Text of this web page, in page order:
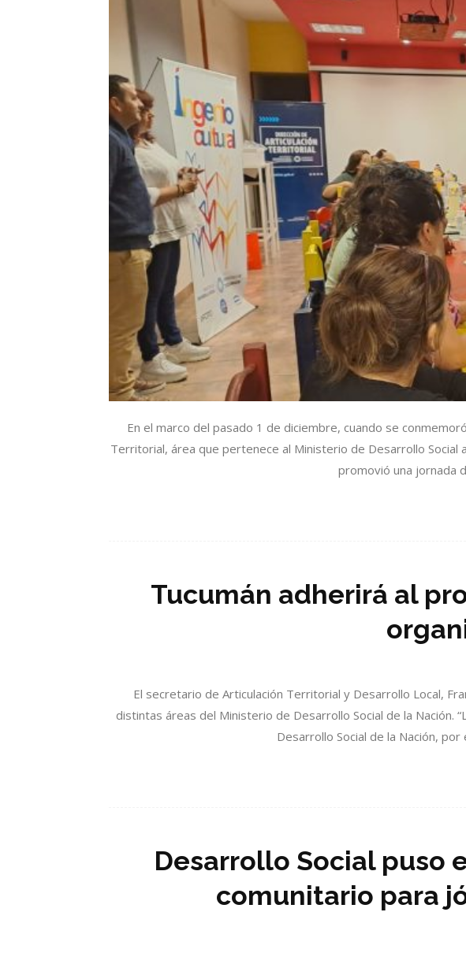
En el marco del pasado 1 de diciembre, cuando se
Territorial, área que pertenece al Ministerio de Desarrollo
promovió una jornada
Tucumán adherirá al
El secretario de Articulación Territorial y Desarrollo Local,
distintas áreas del Ministerio de Desarrollo Social de la Nación.
Desarrollo Social de la Nación,
Desarrollo Social puso
comunitario para